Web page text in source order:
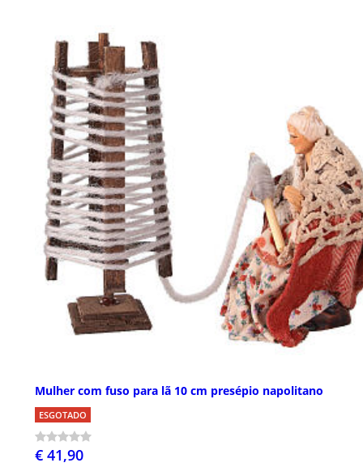
Mulher com fuso para lã 10 cm presépio napolitano
ESGOTADO
€ 41,90